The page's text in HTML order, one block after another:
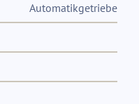
Automatikgetriebe